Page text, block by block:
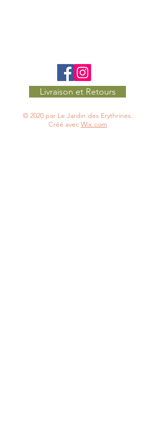
Livraison et Retours
© 2020 par Le Jardin des Erythrines.
Créé avec Wix.com